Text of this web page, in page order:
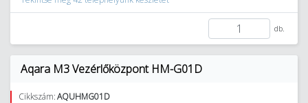
db.
Aqara M3 Vezérlőközpont HM-G01D
Cikkszám:AQUHMG01D